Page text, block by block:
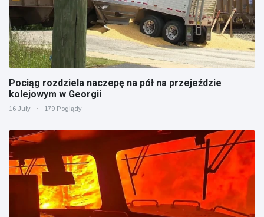
Pociąg rozdziela naczepę na pół na przejeździe
kolejowym w Georgii
16 July 179 Poglądy